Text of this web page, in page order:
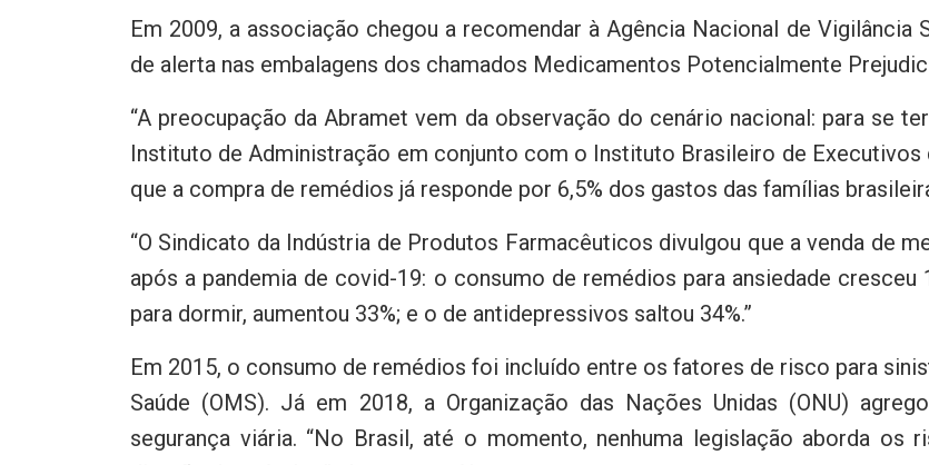
Em 2009, a associação chegou a recomendar à Agência Nacional de
de alerta nas embalagens dos chamados Medicamentos Potencialmente
“A preocupação da Abramet vem da observação do cenário nacional: para se
Instituto de Administração em conjunto com o Instituto Brasileiro de
que a compra de remédios já responde por 6,5% dos gastos das famílias
“O Sindicato da Indústria de Produtos Farmacêuticos divulgou que a venda de
após a pandemia de covid-19: o consumo de remédios para ansiedade
para dormir, aumentou 33%; e o de antidepressivos saltou 34%.”
Em 2015, o consumo de remédios foi incluído entre os fatores de risco para
Saúde (OMS). Já em 2018, a Organização das Nações Unidas (ONU)
segurança viária. “No Brasil, até o momento, nenhuma legislação aborda